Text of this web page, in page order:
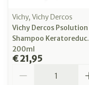
Vichy, Vichy Dercos
Vichy Dercos Psolution
Shampoo Keratoreduc.
200ml
€ 21,95